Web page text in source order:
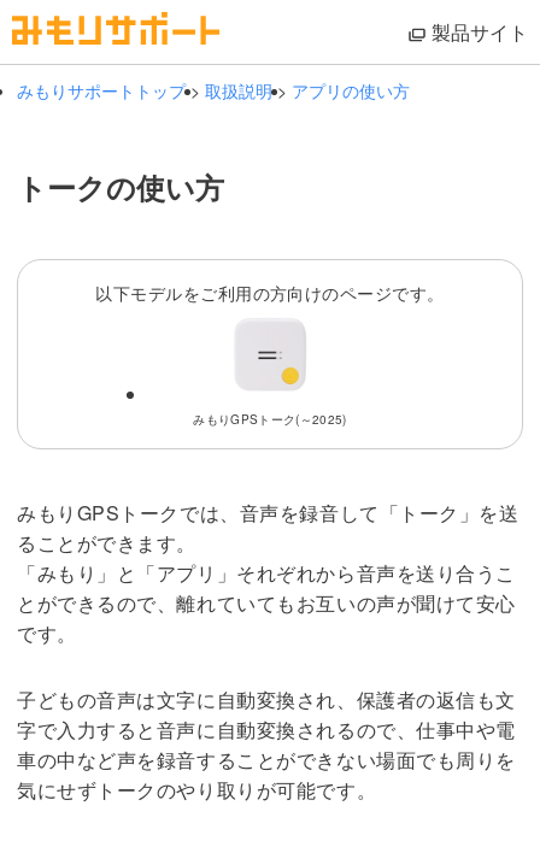
製品サイト
みもりサポートトップ> 取扱説明> アプリの使い方
トークの使い方
以下モデルをご利用の方向けのページです。
みもりGPSトーク(～2025)
みもりGPSトークでは、音声を録音して「トーク」を送
ることができます。
「みもり」と「アプリ」それぞれから音声を送り合うこ
とができるので、離れていてもお互いの声が聞けて安心
です。
子どもの音声は文字に自動変換され、保護者の返信も文
字で入力すると音声に自動変換されるので、仕事中や電
車の中など声を録音することができない場面でも周りを
気にせずトークのやり取りが可能です。